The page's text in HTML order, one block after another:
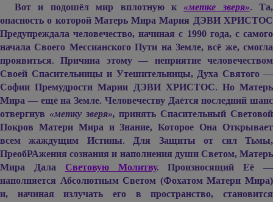
Вот и подошёл мир вплотную к«метке зверя». Та,
опасность о которой Матерь МираМария ДЭВИ ХРИСТОС
Предупреждала человечество, начиная с 1990 года, с самого
начала Своего Мессианского Пути на Земле, всё же, смогла
проявиться. Причина этому — неприятие человечеством
Своей Спасительницы и Утешительницы, Духа Святого —
Софии ПремудростиМарии ДЭВИ ХРИСТОС. Но Матерь
Мира — ещё на Земле. Человечеству Даётся последний шанс
отвергнув «метку зверя», принять Спасительный Световой
Покров Матери Мира и Знание, Которое Она Открывает
всем жаждущим Истины. Для Защиты от сил Тьмы,
ПреобРАжения сознания и наполнения души Светом, Матерь
Мира Дала Световую Молитву. Произносящий Её —
наполняется Абсолютным Светом (Фохатом Матери Мира)
и, начиная излучать его в пространство, становится